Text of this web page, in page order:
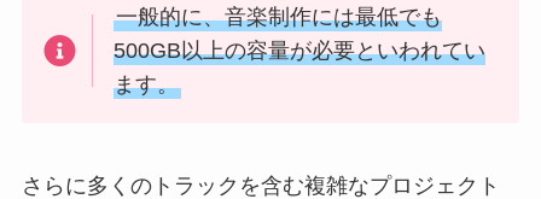
一般的に、音楽制作には最低でも
500GB以上の容量が必要といわれてい
ます。
さらに多くのトラックを含む複雑なプロジェクト